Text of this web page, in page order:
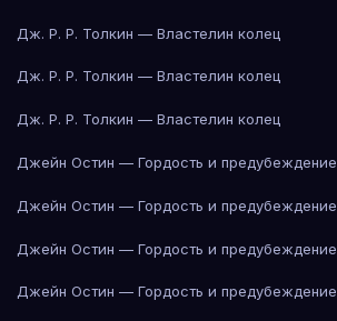
Дж. Р. Р. Толкин — Властелин колец
Дж. Р. Р. Толкин — Властелин колец
Дж. Р. Р. Толкин — Властелин колец
Джейн Остин — Гордость и предубеждение
Джейн Остин — Гордость и предубеждение
Джейн Остин — Гордость и предубеждение
Джейн Остин — Гордость и предубеждение